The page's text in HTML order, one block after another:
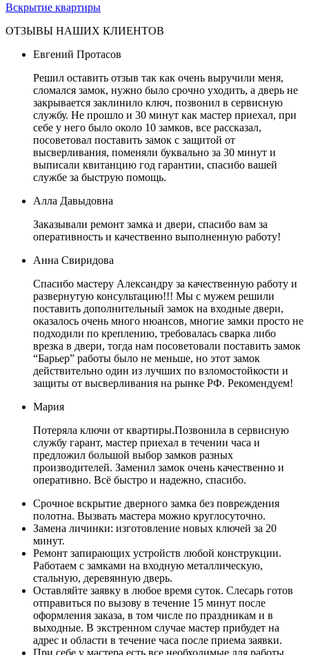
Вскрытие квартиры
ОТЗЫВЫ НАШИХ КЛИЕНТОВ
Евгений Протасов
Решил оставить отзыв так как очень выручили меня,
сломался замок, нужно было срочно уходить, а дверь не
закрывается заклинило ключ, позвонил в сервисную
службу. Не прошло и 30 минут как мастер приехал, при
себе у него было около 10 замков, все рассказал,
посоветовал поставить замок с защитой от
высверливания, поменяли буквально за 30 минут и
выписали квитанцию год гарантии, спасибо вашей
службе за быструю помощь.
Алла Давыдовна
Заказывали ремонт замка и двери, спасибо вам за
оперативность и качественно выполненную работу!
Анна Свиридова
Спасибо мастеру Александру за качественную работу и
развернутую консультацию!!! Мы с мужем решили
поставить дополнительный замок на входные двери,
оказалось очень много нюансов, многие замки просто не
подходили по креплению, требовалась сварка либо
врезка в двери, тогда нам посоветовали поставить замок
“Барьер” работы было не меньше, но этот замок
действительно один из лучших по взломостойкости и
защиты от высверливания на рынке РФ. Рекомендуем!
Мария
Потеряла ключи от квартиры.Позвонила в сервисную
службу гарант, мастер приехал в течении часа и
предложил большой выбор замков разных
производителей. Заменил замок очень качественно и
оперативно. Всё быстро и надежно, спасибо.
Срочное вскрытие дверного замка без повреждения
полотна. Вызвать мастера можно круглосуточно.
Замена личинки: изготовление новых ключей за 20
минут.
Ремонт запирающих устройств любой конструкции.
Работаем с замками на входную металлическую,
стальную, деревянную дверь.
Оставляйте заявку в любое время суток. Слесарь готов
отправиться по вызову в течение 15 минут после
оформления заказа, в том числе по праздникам и в
выходные. В экстренном случае мастер прибудет на
адрес и области в течение часа после приема заявки.
При себе у мастера есть все необходимые для работы